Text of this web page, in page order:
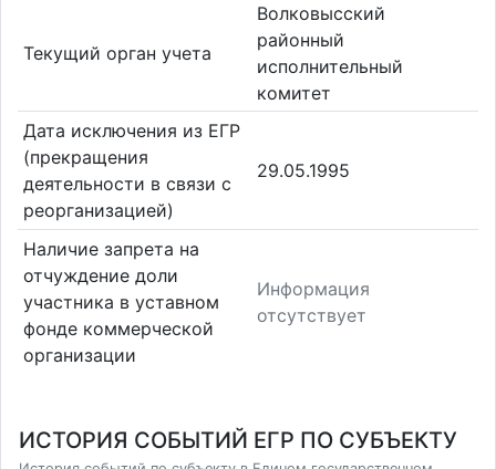
Текущий орган учета
Волковысский
районный
исполнительный
комитет
Дата исключения из ЕГР
(прекращения
деятельности в связи с
реорганизацией)
29.05.1995
Наличие запрета на
отчуждение доли
участника в уставном
фонде коммерческой
организации
Информация
отсутствует
ИСТОРИЯ СОБЫТИЙ ЕГР ПО СУБЪЕКТУ